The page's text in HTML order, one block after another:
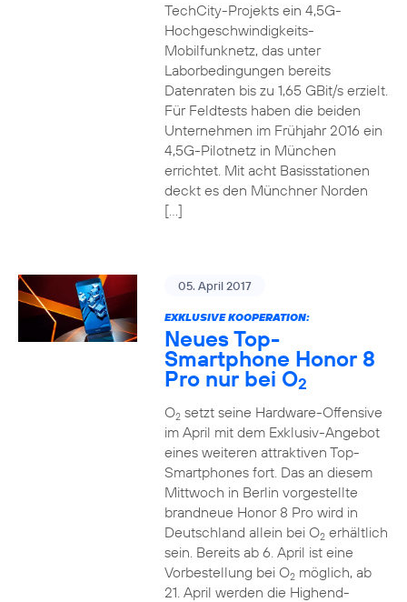
TechCity-Projekts ein 4,5G-
Hochgeschwindigkeits-
Mobilfunknetz, das unter
Laborbedingungen bereits
Datenraten bis zu 1,65 GBit/s erzielt.
Für Feldtests haben die beiden
Unternehmen im Frühjahr 2016 ein
4,5G-Pilotnetz in München
errichtet. Mit acht Basisstationen
deckt es den Münchner Norden
[…]
05. April 2017
EXKLUSIVE KOOPERATION:
Neues Top-
Smartphone Honor 8
Pro nur bei O2
O2setzt seine Hardware-Offensive
im April mit dem Exklusiv-Angebot
eines weiteren attraktiven Top-
Smartphones fort. Das an diesem
Mittwoch in Berlin vorgestellte
brandneue Honor 8 Pro wird in
Deutschland allein bei O2erhältlich
sein. Bereits ab 6. April ist eine
Vorbestellung bei O2möglich, ab
21. April werden die Highend-